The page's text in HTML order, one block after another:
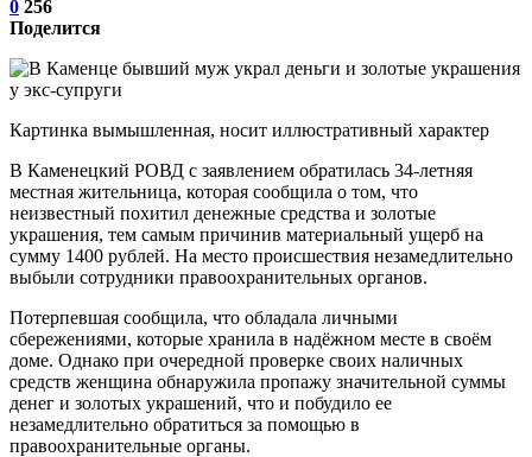
0 256
Поделится
Картинка вымышленная, носит иллюстративный характер
В Каменецкий РОВД с заявлением обратилась 34-летняя
местная жительница, которая сообщила о том, что
неизвестный похитил денежные средства и золотые
украшения, тем самым причинив материальный ущерб на
сумму 1400 рублей. На место происшествия незамедлительно
выбыли сотрудники правоохранительных органов.
Потерпевшая сообщила, что обладала личными
сбережениями, которые хранила в надёжном месте в своём
доме. Однако при очередной проверке своих наличных
средств женщина обнаружила пропажу значительной суммы
денег и золотых украшений, что и побудило ее
незамедлительно обратиться за помощью в
правоохранительные органы.